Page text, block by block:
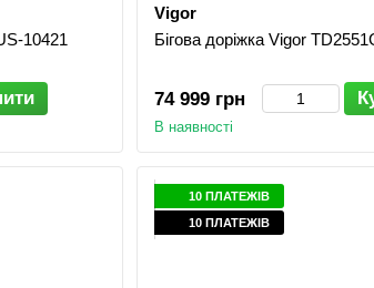
10421
Vigor
Бігова доріжка Vigor
74 999 грн
В наявності
10 ПЛАТЕЖІВ
10 ПЛАТЕЖІВ